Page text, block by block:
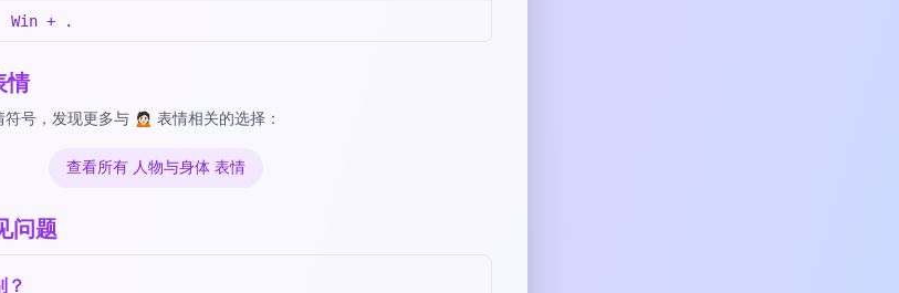
Win + .
情
号，发现更多与 🙍🏻 表情相关的选择：
查看所有 人物与身体 表情
问题
？